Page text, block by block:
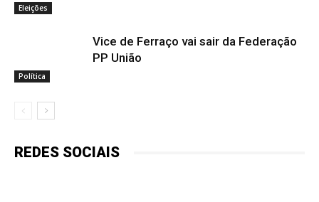
Eleições
Política
Vice de Ferraço vai sair da Federação
PP União
REDES SOCIAIS